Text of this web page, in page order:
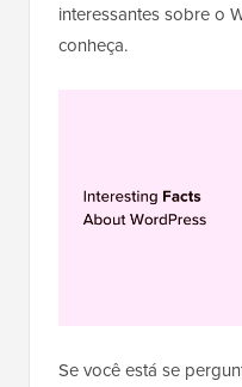
interessantes sobre o
conheça.
Se você está se